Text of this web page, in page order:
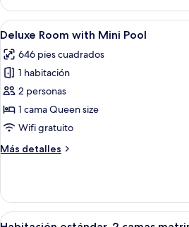
size
doble
superior,
1
King
size
Abrir
todas
las
fotos
de
Deluxe
Room
Mini
Una
24
Deluxe Room with Mini Pool
646 pies cuadrados
1 habitación
2 personas
1 cama Queen size
Wifi gratuito
Más detalles
Más
Room
with
Mini
Abrir
Ropa
8